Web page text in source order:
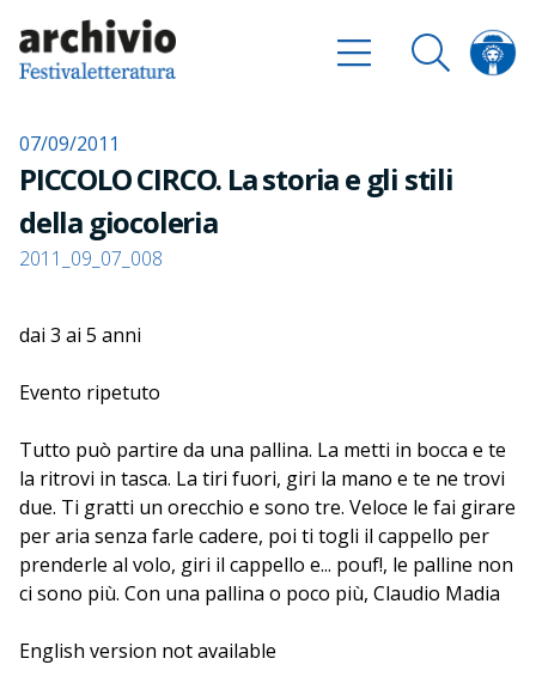
07/09/2011
PICCOLO CIRCO. La storia e gli stili
della giocoleria
2011_09_07_008
dai 3 ai 5 anni
Evento ripetuto
Tutto può partire da una pallina. La metti in bocca e te
la ritrovi in tasca. La tiri fuori, giri la mano e te ne trovi
due. Ti gratti un orecchio e sono tre. Veloce le fai girare
per aria senza farle cadere, poi ti togli il cappello per
prenderle al volo, giri il cappello e... pouf!, le palline non
ci sono più. Con una pallina o poco più, Claudio Madia
equilibristi... insomma dei veri e propri animali da circo!
English version not available